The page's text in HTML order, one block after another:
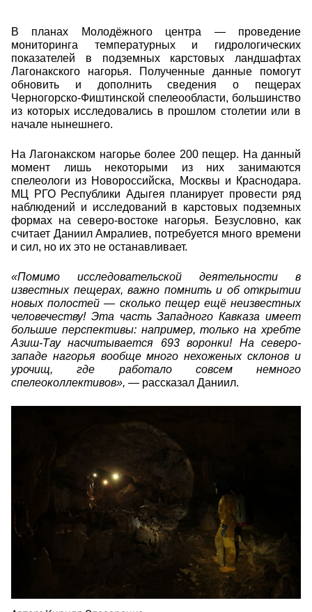
В планах Молодёжного центра — проведение
мониторинга температурных и гидрологических
показателей в подземных карстовых ландшафтах
Лагонакского нагорья. Полученные данные помогут
обновить и дополнить сведения о пещерах
Черногорско-Фиштинской спелеообласти, большинство
из которых исследовались в прошлом столетии или в
начале нынешнего.
На Лагонакском нагорье более 200 пещер. На данный
момент лишь некоторыми из них занимаются
спелеологи из Новороссийска, Москвы и Краснодара.
МЦ РГО Республики Адыгея планирует провести ряд
наблюдений и исследований в карстовых подземных
формах на северо-востоке нагорья. Безусловно, как
считает Даниил Амралиев, потребуется много времени
и сил, но их это не останавливает.
«Помимо исследовательской деятельности в
известных пещерах, важно помнить и об открытии
новых полостей — сколько пещер ещё неизвестных
человечеству! Эта часть Западного Кавказа имеет
большие перспективы: например, только на хребте
Азиш-Тау насчитывается 693 воронки! На северо-
западе нагорья вообще много нехоженых склонов и
урочищ, где работало совсем немного
спелеоколлективов», — рассказал Даниил.